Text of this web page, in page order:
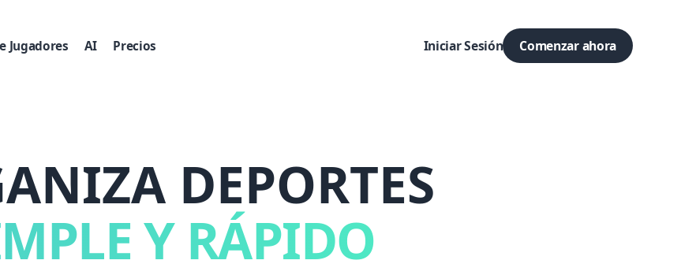
Jugadores AI Precios Iniciar Sesión Comenzar ahora
DEPORTES
Y RÁPIDO